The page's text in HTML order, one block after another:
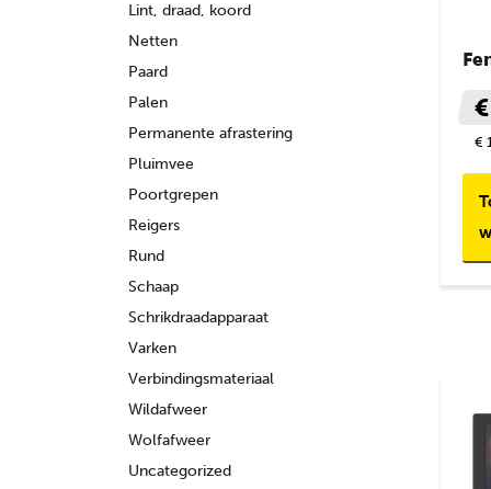
€
Lint, draad, koord
Netten
Paard
Palen
Permanente afrastering
Pluimvee
Poortgrepen
Reigers
Rund
Schaap
Schrikdraadapparaat
Varken
Verbindingsmateriaal
Wildafweer
Wolfafweer
Uncategorized